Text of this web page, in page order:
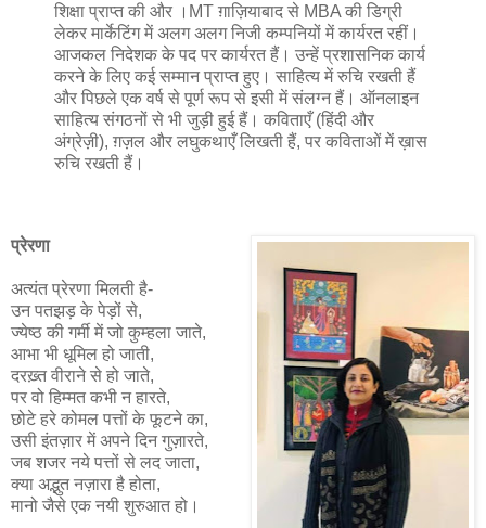
शिक्षा प्राप्त की और ।MT ग़ाज़ियाबाद से MBA की डिग्री
लेकर मार्केटिंग में अलग अलग निजी कम्पनियों में कार्यरत रहीं।
आजकल निदेशक के पद पर कार्यरत हैं। उन्हें प्रशासनिक कार्य
करने के लिए कई सम्मान प्राप्त हुए। साहित्य में रुचि रखती हैं
और पिछले एक वर्ष से पूर्ण रूप से इसी में संलग्न हैं। ऑनलाइन
साहित्य संगठनों से भी जुड़ी हुई हैं। कविताएँ (हिंदी और
अंग्रेज़ी), ग़ज़ल और लघुकथाएँ लिखती हैं, पर कविताओं में ख़ास
रुचि रखती हैं।
प्रेरणा
अत्यंत प्रेरणा मिलती है-
उन पतझड़ के पेड़ों से,
ज्येष्ठ की गर्मी में जो कुम्हला जाते,
आभा भी धूमिल हो जाती,
दरख़्त वीराने से हो जाते,
पर वो हिम्मत कभी न हारते,
छोटे हरे कोमल पत्तों के फूटने का,
उसी इंतज़ार में अपने दिन गुज़ारते,
जब शजर नये पत्तों से लद जाता,
क्या अद्भुत नज़ारा है होता,
मानो जैसे एक नयी शुरुआत हो।